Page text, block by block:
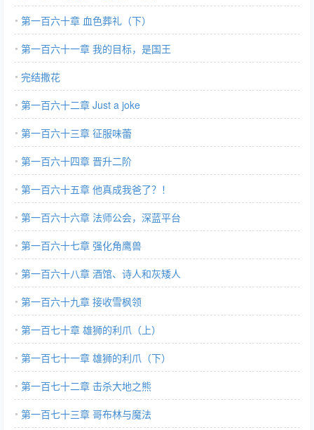
第一百六十章 血色葬礼（下）
第一百六十一章 我的目标，是国王
完结撒花
第一百六十二章 Just a joke
第一百六十三章 征服味蕾
第一百六十四章 晋升二阶
第一百六十五章 他真成我爸了？！
第一百六十六章 法师公会，深蓝平台
第一百六十七章 强化角鹰兽
第一百六十八章 酒馆、诗人和灰矮人
第一百六十九章 接收雪枫领
第一百七十章 雄狮的利爪（上）
第一百七十一章 雄狮的利爪（下）
第一百七十二章 击杀大地之熊
第一百七十三章 哥布林与魔法